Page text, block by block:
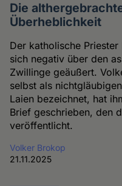
Die
Überheblichkeit
Der katholische
sich negativ über den
Zwillinge geäußert.
selbst als
Laien bezeichnet, hat
Brief geschrieben, den
veröffentlicht.
Volker Brokop
21.11.2025